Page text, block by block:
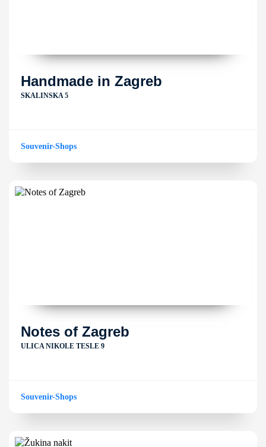
Handmade in Zagreb
SKALINSKA 5
Souvenir-Shops
Notes of Zagreb
ULICA NIKOLE TESLE 9
Souvenir-Shops